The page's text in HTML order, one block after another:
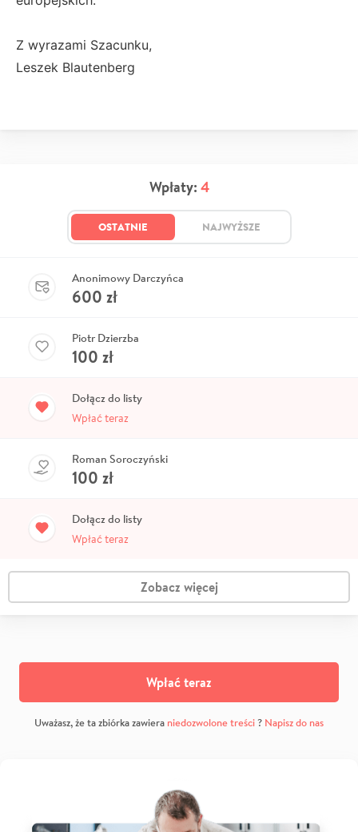
Z wyrazami Szacunku,
Leszek Blautenberg
Wpłaty: 4
OSTATNIE NAJWYŻSZE
Anonimowy Darczyńca
600 zł
Piotr Dzierzba
100 zł
Dołącz do listy
Wpłać teraz
Roman Soroczyński
100 zł
Dołącz do listy
Wpłać teraz
Zobacz więcej
Wpłać teraz
Uważasz, że ta zbiórka zawiera niedozwolone treści? Napisz do nas